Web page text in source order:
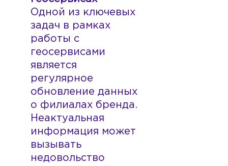
Одной из ключевых
задач в рамках
работы с
геосервисами
является
регулярное
обновление данных
о филиалах бренда.
Неактуальная
информация может
вызывать
недовольство